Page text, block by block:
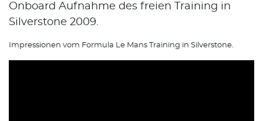
Onboard Aufnahme des freien Training in
Silverstone 2009.
Impressionen vom Formula Le Mans Training in Silverstone.